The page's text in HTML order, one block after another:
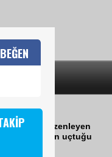
uçuş düzenleyen
itibaren uçtuğu